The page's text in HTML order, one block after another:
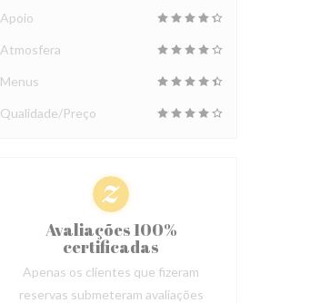
Apoio
Atmosfera
Menus
Qualidade/Preço
Avaliações 100%
certificadas
Apenas os clientes que fizeram
reservas submeteram avaliações